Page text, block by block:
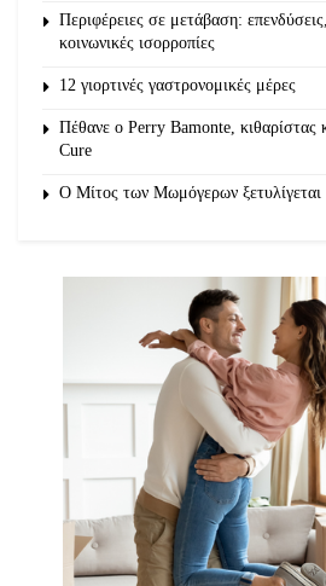
Περιφέρειες σε μετάβαση:
κοινωνικές ισορροπίες
12 γιορτινές γαστρονομικές μέρες
Πέθανε ο Perry Bamonte, κιθαρίστας
Cure
O Μίτος των Μωμόγερων ξετυλίγεται